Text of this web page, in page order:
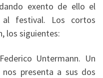
exento de ello el
festival. Los cortos
los siguientes:
Untermann. Un
presenta a sus dos